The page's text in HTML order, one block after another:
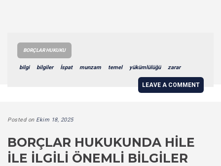
BORÇLAR HUKUKU
bilgi bilgiler İspat munzam temel yükümlülüğü zarar
LEAVE A COMMENT
Posted on Ekim 18, 2025
BORÇLAR HUKUKUNDA HILE
ILE İLGILI ÖNEMLI BILGILER